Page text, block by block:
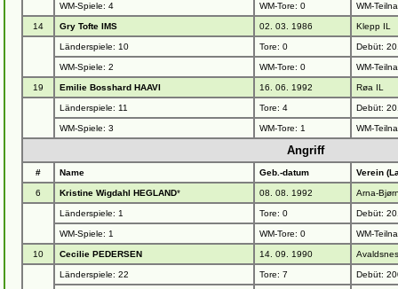
WM-Spiele: 4 WM-Tore: 0 WM-
14 Gry Tofte IMS 02. 03. 1986 Klepp IL
Länderspiele: 10 Tore: 0 Debüt:
WM-Spiele: 2 WM-Tore: 0 WM-
19 Emilie Bosshard HAAVI 16. 06. 1992 Røa IL
Länderspiele: 11 Tore: 4 Debüt:
WM-Spiele: 3 WM-Tore: 1 WM-
Angriff
# Name Geb.-datum Verein
6 Kristine Wigdahl HEGLAND* 08. 08. 1992 Arna-
Länderspiele: 1 Tore: 0 Debüt:
WM-Spiele: 1 WM-Tore: 0 WM-
10 Cecilie PEDERSEN 14. 09. 1990
Länderspiele: 22 Tore: 7 Debüt: